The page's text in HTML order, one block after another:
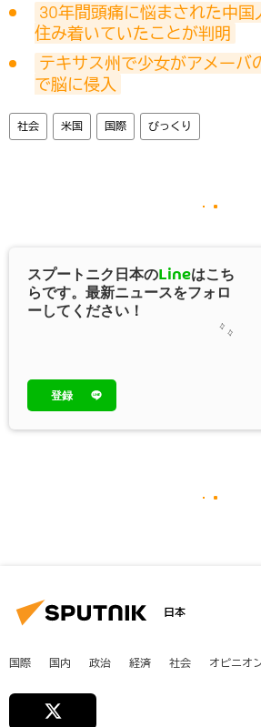
30年間頭痛に悩まされた中
住み着いていたことが判明
テキサス州で少女がアメーバ
で脳に侵入
社会 米国 国際 びっくり
スプートニク日本のLineはこち
らです。最新ニュースをフォロ
ーしてください！
登録
日本
国際 国内 政治 経済 社会 オピニオ